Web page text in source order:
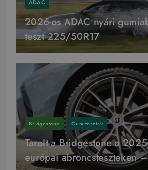
ADAC
2026-os ADAC nyári
teszt 225/50R17
Bridgestone Gumitesztek
Tarolt a Bridgestone a
európai abroncsteszteken